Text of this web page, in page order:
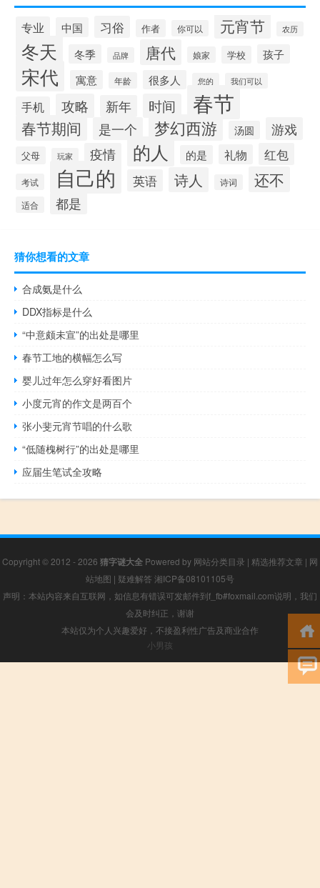
专业 中国 习俗 作者 你可以 元宵节 农历
冬天 冬季 品牌 唐代 娘家 学校 孩子
宋代 寓意 年龄 很多人 您的 我们可以
手机 攻略 新年 时间 春节
春节期间 是一个 梦幻西游 汤圆 游戏
父母 玩家 疫情 的人 的是 礼物 红包
考试 自己的 英语 诗人 诗词 还不
适合 都是
猜你想看的文章
合成氨是什么
DDX指标是什么
“中意颇未宣”的出处是哪里
春节工地的横幅怎么写
婴儿过年怎么穿好看图片
小度元宵的作文是两百个
张小斐元宵节唱的什么歌
“低随槐树行”的出处是哪里
应届生笔试全攻略
Copyright © 2012 - 2026 猜字谜大全 Powered by 网站分类目录 | 精选推荐文章 | 网
站地图 | 疑难解答 湘ICP备08101105号
声明：本站内容来自互联网，如信息有错误可发邮件到f_fb#foxmail.com说明，我们
会及时纠正，谢谢
本站仅为个人兴趣爱好，不接盈利性广告及商业合作
小男孩